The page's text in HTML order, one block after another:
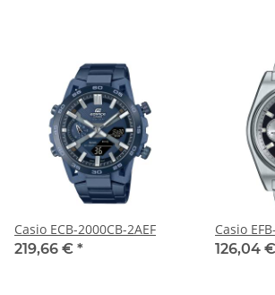
Casio ECB-2000CB-2AEF
219,66 € *
Casio
126,04 €